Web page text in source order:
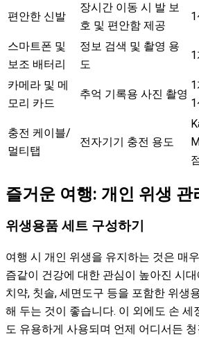
편안한 신발
장시간 이동 시 발 보
호 및 편안함 제공
스마트폰 및
보조 배터리
정보 검색 및 촬영 용
도
카메라 및 메
모리 카드
추억 기록용 사진 촬영
충전 케이블/
멀티탭
전자기기 충전 용도
즐거운 여행: 개인 위생 관
위생용품 세트 구성하기
여행 시 개인 위생을 유지하는 것은 매
즘같이 건강에 대한 관심이 높아진 시
치약, 칫솔, 세면도구 등을 포함한 위생
해 두는 것이 좋습니다. 이 외에도 손 세
도 유용하게 사용되며 언제 어디서든